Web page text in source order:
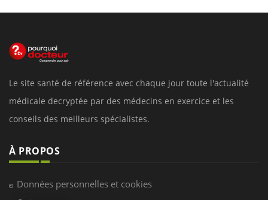
Le site santé de référence avec chaque jour toute l'actualité
médicale decryptée par des médecins en exercice et les
conseils des meilleurs spécialistes.
À PROPOS
Données personnelles et cookies